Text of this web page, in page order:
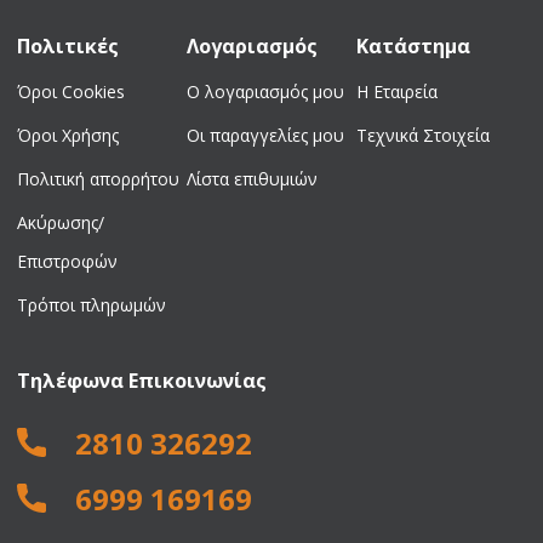
Πολιτικές
Όροι Cookies
Όροι Χρήσης
Πολιτική απορρήτου
Ακύρωσης/
Επιστροφών
Τρόποι πληρωμών
Λογαριασμός
Ο λογαριασμός μου
Οι παραγγελίες μου
Λίστα επιθυμιών
Κατάστημα
Η Εταιρεία
Τεχνικά Στοιχεία
Τηλέφωνα Επικοινωνίας
2810 326292
6999 169169